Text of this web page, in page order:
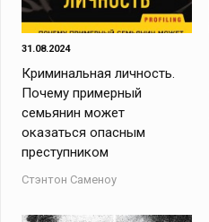
31.08.2024
Криминальная личность.
Почему примерный
семьянин может
оказаться опасным
преступником
Стэнтон Саменоу